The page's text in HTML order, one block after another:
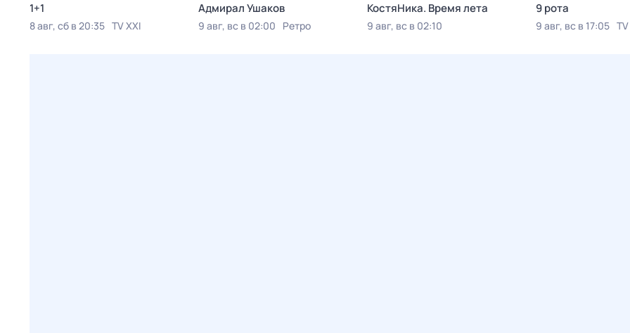
1+1
8 авг, сб в 20:35 TV XXI
Адмирал Ушаков
9 авг, вс в 02:00 Ретро
КостяНика. Время лета
9 авг, вс в 02:10
9 рота
9 авг, вс в 17:05